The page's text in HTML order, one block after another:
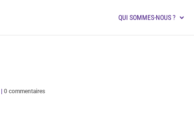
QUI SOMMES-NOUS ?
|0 commentaires